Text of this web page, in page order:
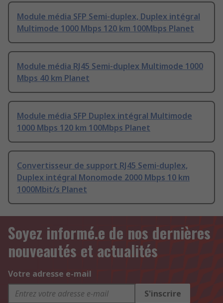
Module média SFP Semi-duplex, Duplex intégral
Multimode 1000 Mbps 120 km 100Mbps Planet
Module média RJ45 Semi-duplex Multimode 1000
Mbps 40 km Planet
Module média SFP Duplex intégral Multimode
1000 Mbps 120 km 100Mbps Planet
Convertisseur de support RJ45 Semi-duplex,
Duplex intégral Monomode 2000 Mbps 10 km
1000Mbit/s Planet
Soyez informé.e de nos dernières
nouveautés et actualités
Votre adresse e-mail
S'inscrire